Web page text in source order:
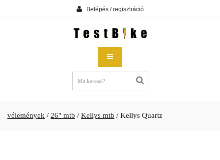
Belépés / regisztráció
vélemények / 26" mtb / Kellys mtb / Kellys Quartz